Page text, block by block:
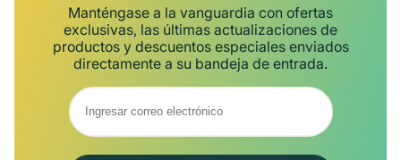
Manténgase a la vanguardia con ofertas
exclusivas, las últimas actualizaciones de
productos y descuentos especiales enviados
directamente a su bandeja de entrada.